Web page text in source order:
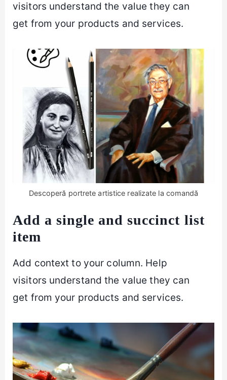
visitors understand the value they can
get from your products and services.
Descoperă portrete artistice realizate la comandă
Add a single and succinct list
item
Add context to your column. Help
visitors understand the value they can
get from your products and services.